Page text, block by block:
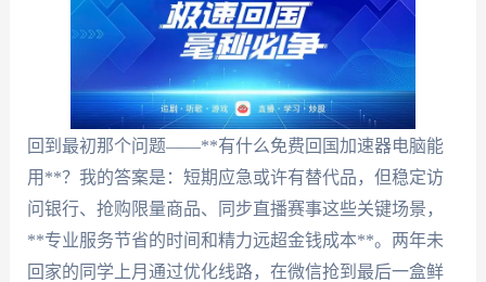
回到最初那个问题——**有什么免费回国加速器电脑能
用**？我的答案是：短期应急或许有替代品，但稳定访
问银行、抢购限量商品、同步直播赛事这些关键场景，
**专业服务节省的时间和精力远超金钱成本**。两年未
回家的同学上月通过优化线路，在微信抢到最后一盒鲜